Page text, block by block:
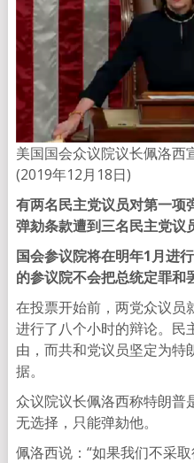
美国国会众议院议长佩洛西
(2019年12月18日)
有两名民主党议员对第一项
弹劾条款遭到三名民主党议
国会参议院将在明年1月进
的参议院不会把总统定罪和
在投票开始前，两党众议员
进行了八个小时的辩论。民
由，而共和党议员坚定为特
据。
众议院议长佩洛西称特朗普
无选择，只能弹劾他。
佩洛西说：“如果我们不采